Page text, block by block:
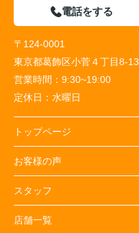
電話をする
〒124-0001
東京都葛飾区小菅４丁目8-13
営業時間： 9:30~19:00
定休日： 水曜日
トップページ
お客様の声
スタッフ
店舗一覧